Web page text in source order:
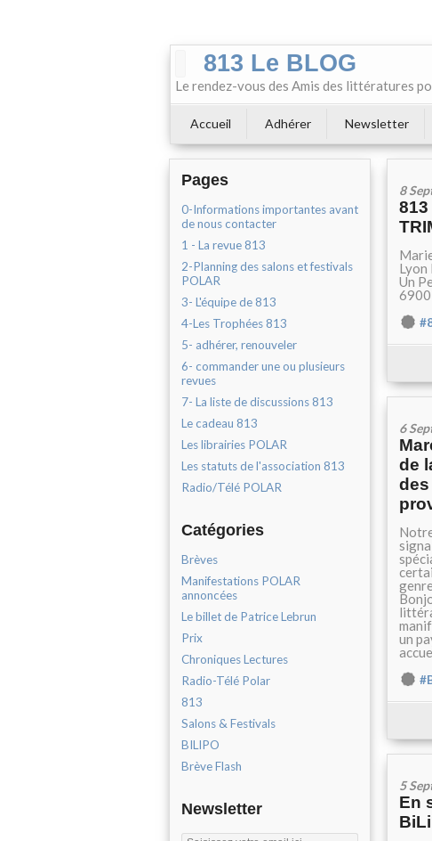
813 Le BLOG
Le rendez-vous des Amis des littératures
Accueil Adhérer Newsletter
Pages
0-Informations importantes avant
de nous contacter
1 - La revue 813
2-Planning des salons et festivals
POLAR
3- L'équipe de 813
4-Les Trophées 813
5- adhérer, renouveler
6- commander une ou plusieurs
revues
7- La liste de discussions 813
Le cadeau 813
Les librairies POLAR
Les statuts de l'association 813
Radio/Télé POLAR
Catégories
Brèves
Manifestations POLAR
annoncées
Le billet de Patrice Lebrun
Prix
Chroniques Lectures
Radio-Télé Polar
813
Salons & Festivals
BILIPO
Brève Flash
Newsletter
8
Lyon
Un
6
de
un
5
En